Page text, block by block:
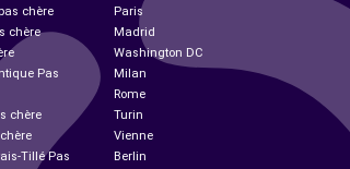
chère
chère
Pas
chère
Tillé Pas
Paris
Madrid
Washington DC
Milan
Rome
Turin
Vienne
Berlin